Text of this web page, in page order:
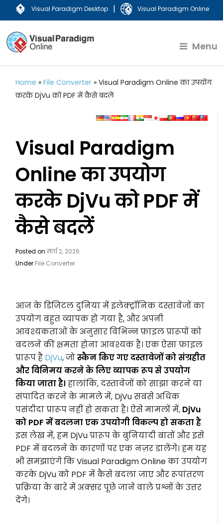
Visual Paradigm Desktop | Visual Paradigm Online
Menu
Home »File Converter »Visual Paradigm Online का उपयोग
करके DjVu को PDF में कैसे बदलें
Visual Paradigm
Online का उपयोग
करके DjVu को PDF में
कैसे बदलें
Posted onमार्च 2, 2026
Under File Converter
आज के डिजिटल दुनिया में इलेक्ट्रॉनिक दस्तावेजों का
उपयोग बहुत व्यापक हो गया है, और अपनी
आवश्यकताओं के अनुसार विभिन्न फ़ाइल प्रारूपों को
बदलने की क्षमता होना आवश्यक है। एक ऐसा फ़ाइल
प्रारूप है DjVu, जोस्कैन किए गए दस्तावेजों को संग्रहीत
और विनिमय करने के लिए व्यापक रूप से उपयोग
किया जाता है। हालांकि, दस्तावेजों को साझा करने या
संपादित करने के मामले में, DjVu सबसे अधिक
पसंदीदा प्रारूप नहीं हो सकता है। ऐसे मामलों में, DjVu
को PDF में बदलना एक उपयोगी विकल्प हो सकता है
इस लेख में, हम DjVu प्रारूप के बुनियादी बातों और इसे
PDF में बदलने के कारणों पर एक नज़र डालेंगे। हम यह
भी समझाएंगे कि Visual Paradigm Online का उपयोग
करके DjVu को PDF में कैसे बदला जाए और रूपांतरण
प्रक्रिया के बारे में अक्सर पूछे जाने वाले प्रश्नों के उत्तर
देंगे।